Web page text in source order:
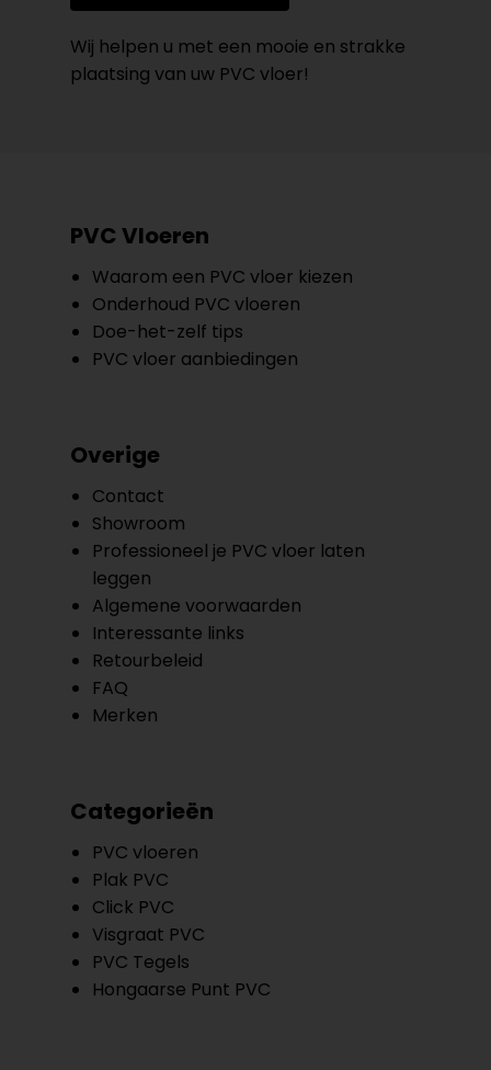
Wij helpen u met een mooie en strakke
plaatsing van uw PVC vloer!
PVC Vloeren
Waarom een PVC vloer kiezen
Onderhoud PVC vloeren
Doe-het-zelf tips
PVC vloer aanbiedingen
Overige
Contact
Showroom
Professioneel je PVC vloer laten
leggen
Algemene voorwaarden
Interessante links
Retourbeleid
FAQ
Merken
Categorieën
PVC vloeren
Plak PVC
Click PVC
Visgraat PVC
PVC Tegels
Hongaarse Punt PVC